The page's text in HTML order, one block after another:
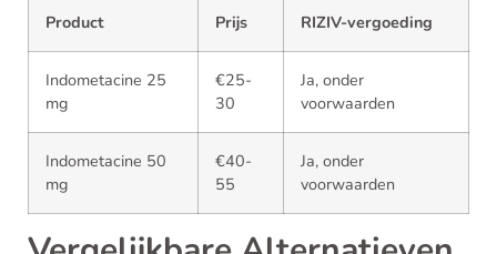
Product Prijs RIZIV-vergoeding
Indometacine 25
mg
€25-
30
Ja, onder
voorwaarden
Indometacine 50
mg
€40-
55
Ja, onder
voorwaarden